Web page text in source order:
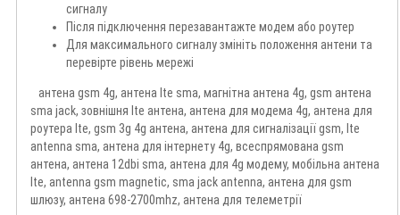
сигналу
Після підключення перезавантажте модем або роутер
Для максимального сигналу змініть положення антени та
перевірте рівень мережі
антена gsm 4g, антена lte sma, магнітна антена 4g, gsm антена
sma jack, зовнішня lte антена, антена для модема 4g, антена для
роутера lte, gsm 3g 4g антена, антена для сигналізації gsm, lte
antenna sma, антена для інтернету 4g, всеспрямована gsm
антена, антена 12dbi sma, антена для 4g модему, мобільна антена
lte, antenna gsm magnetic, sma jack antenna, антена для gsm
шлюзу, антена 698-2700mhz, антена для телеметрії